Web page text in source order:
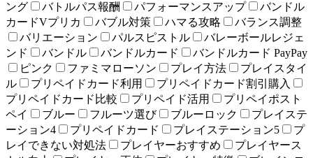
ング
バトルパス報酬 パフォーマンスアップ
バンドル
カードVプリカ
バブル対策 ハマる攻略
バランス調整
バリエーション
パルスピストル
バレーボールレジェ
ンド
バンドル バンドルカード
バンドルカード PayPay
ピンク
ファミマローソン プレイ方法
プレイスタイ
ル
プリペイドカード利用
プリペイドカード割引購入
プリペイドカード比較
プリペイド活用
プリペイポスト
ペイ
ブルー フルーツ選び ブルーロック
プレイステ
ーション4
プリペイドカード プレイステーション5
プ
レイできない対処法
プレイヤーおすすめ
プレイヤース